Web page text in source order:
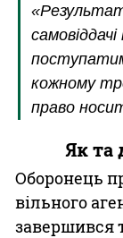
кожному
право
Як та
Оборонець
вільного
завершився